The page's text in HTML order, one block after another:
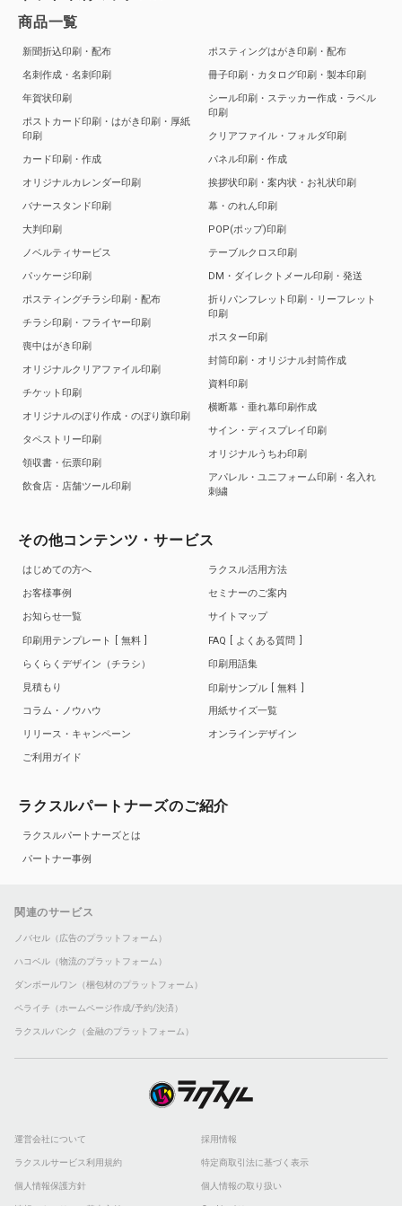
商品一覧
新聞折込印刷・配布
名刺作成・名刺印刷
年賀状印刷
ポストカード印刷・はがき印刷・厚紙
印刷
カード印刷・作成
オリジナルカレンダー印刷
バナースタンド印刷
大判印刷
ノベルティサービス
パッケージ印刷
ポスティングチラシ印刷・配布
チラシ印刷・フライヤー印刷
喪中はがき印刷
オリジナルクリアファイル印刷
チケット印刷
オリジナルのぼり作成・のぼり旗印刷
タペストリー印刷
領収書・伝票印刷
飲食店・店舗ツール印刷
ポスティングはがき印刷・配布
冊子印刷・カタログ印刷・製本印刷
シール印刷・ステッカー作成・ラベル
印刷
クリアファイル・フォルダ印刷
パネル印刷・作成
挨拶状印刷・案内状・お礼状印刷
幕・のれん印刷
POP(ポップ)印刷
テーブルクロス印刷
DM・ダイレクトメール印刷・発送
折りパンフレット印刷・リーフレット
印刷
ポスター印刷
封筒印刷・オリジナル封筒作成
資料印刷
横断幕・垂れ幕印刷作成
サイン・ディスプレイ印刷
オリジナルうちわ印刷
アパレル・ユニフォーム印刷・名入れ
刺繍
その他コンテンツ・サービス
はじめての方へ
お客様事例
お知らせ一覧
印刷用テンプレート
無料
らくらくデザイン（チラシ）
見積もり
コラム・ノウハウ
リリース・キャンペーン
ご利用ガイド
ラクスル活用方法
セミナーのご案内
サイトマップ
FAQ
よくある質問
印刷用語集
印刷サンプル
無料
用紙サイズ一覧
オンラインデザイン
ラクスルパートナーズのご紹介
ラクスルパートナーズとは
パートナー事例
関連のサービス
ノバセル（広告のプラットフォーム）
ハコベル（物流のプラットフォーム）
ダンボールワン（梱包材のプラットフォーム）
ペライチ（ホームページ作成/予約/決済）
ラクスルバンク（金融のプラットフォーム）
運営会社について 採用情報
ラクスルサービス利用規約 特定商取引法に基づく表示
個人情報保護方針 個人情報の取り扱い